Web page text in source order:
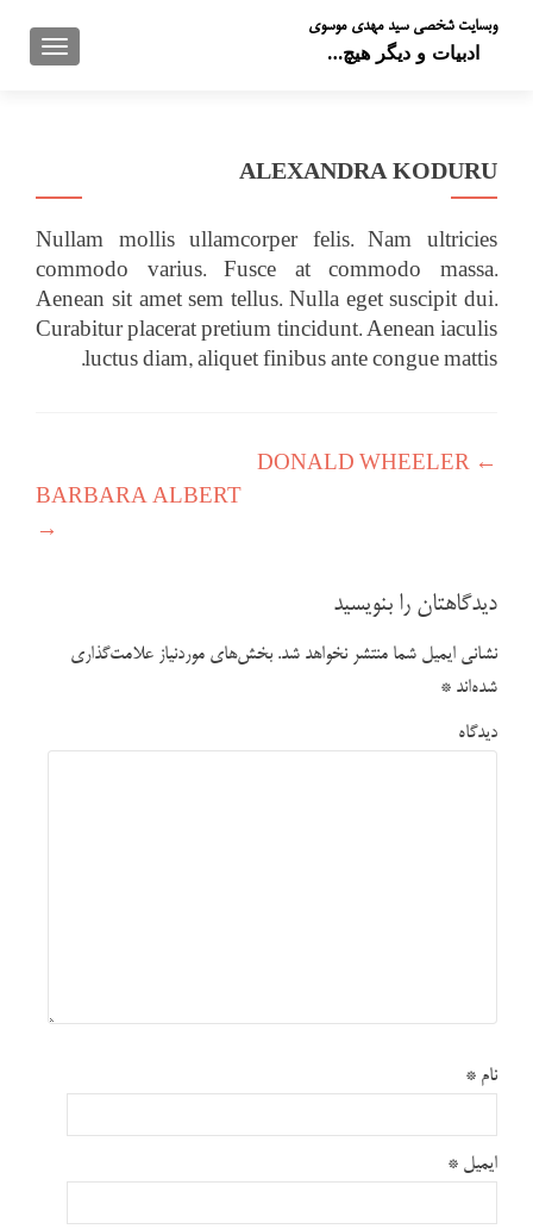
وبسایت شخصی سید مهدی موسوی
ادبیات و دیگر هیچ…
ALEXANDRA KODURU
Nullam mollis ullamcorper felis. Nam ultricies
commodo varius. Fusce at commodo massa.
Aenean sit amet sem tellus. Nulla eget suscipit dui.
Curabitur placerat pretium tincidunt. Aenean iaculis
luctus diam, aliquet finibus ante congue mattis.
راهبری نوشته
←
BARBARA ALBERT
→
دیدگاهتان را بنویسید
نشانی ایمیل شما منتشر نخواهد شد. بخش‌های موردنیاز علامت‌گذاری
شده‌اند *
دیدگاه
نام *
ایمیل *